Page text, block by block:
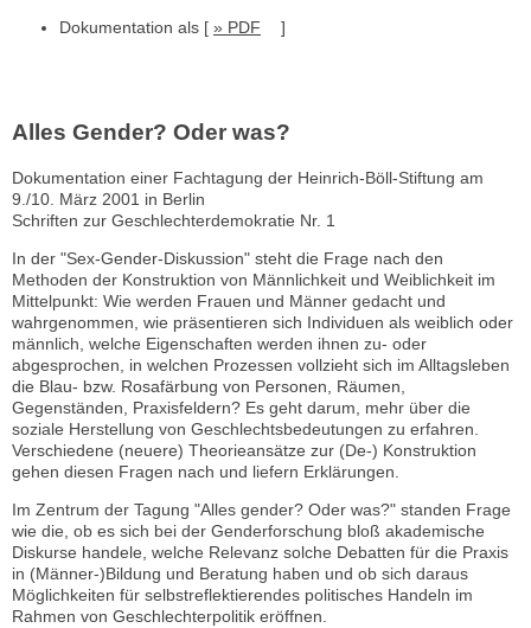
Dokumentation als [ » PDF ]
Alles Gender? Oder was?
Dokumentation einer Fachtagung der Heinrich-Böll-Stiftung am
9./10. März 2001 in Berlin
Schriften zur Geschlechterdemokratie Nr. 1
In der "Sex-Gender-Diskussion" steht die Frage nach den
Methoden der Konstruktion von Männlichkeit und Weiblichkeit im
Mittelpunkt: Wie werden Frauen und Männer gedacht und
wahrgenommen, wie präsentieren sich Individuen als weiblich oder
männlich, welche Eigenschaften werden ihnen zu- oder
abgesprochen, in welchen Prozessen vollzieht sich im Alltagsleben
die Blau- bzw. Rosafärbung von Personen, Räumen,
Gegenständen, Praxisfeldern? Es geht darum, mehr über die
soziale Herstellung von Geschlechtsbedeutungen zu erfahren.
Verschiedene (neuere) Theorieansätze zur (De-) Konstruktion
gehen diesen Fragen nach und liefern Erklärungen.
Im Zentrum der Tagung "Alles gender? Oder was?" standen Frage
wie die, ob es sich bei der Genderforschung bloß akademische
Diskurse handele, welche Relevanz solche Debatten für die Praxis
in (Männer-)Bildung und Beratung haben und ob sich daraus
Möglichkeiten für selbstreflektierendes politisches Handeln im
Rahmen von Geschlechterpolitik eröffnen.